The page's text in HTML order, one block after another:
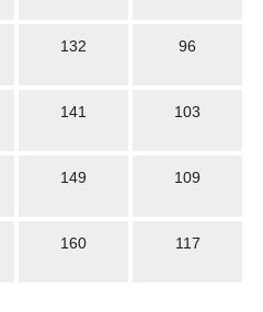
132 96
141 103
149 109
160 117